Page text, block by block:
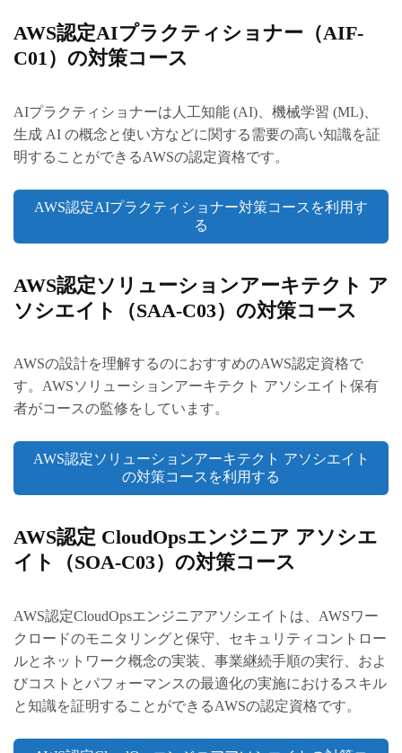
AWS認定AIプラクティショナー（AIF-
C01）の対策コース
AIプラクティショナーは人工知能 (AI)、機械学習 (ML)、
生成 AI の概念と使い方などに関する需要の高い知識を証
明することができるAWSの認定資格です。
AWS認定AIプラクティショナー対策コースを利用す
る
AWS認定ソリューションアーキテクト ア
ソシエイト（SAA-C03）の対策コース
AWSの設計を理解するのにおすすめのAWS認定資格で
す。AWSソリューションアーキテクト アソシエイト保有
者がコースの監修をしています。
AWS認定ソリューションアーキテクト アソシエイト
の対策コースを利用する
AWS認定 CloudOpsエンジニア アソシエ
イト（SOA-C03）の対策コース
AWS認定CloudOpsエンジニアアソシエイトは、AWSワー
クロードのモニタリングと保守、セキュリティコントロー
ルとネットワーク概念の実装、事業継続手順の実行、およ
びコストとパフォーマンスの最適化の実施におけるスキル
と知識を証明することができるAWSの認定資格です。